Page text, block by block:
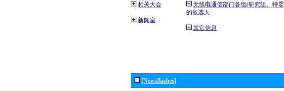
相关大会
新闻室
无线电通信部门各组(研究组、特
的候选人
其它信息
[Newsflashes]